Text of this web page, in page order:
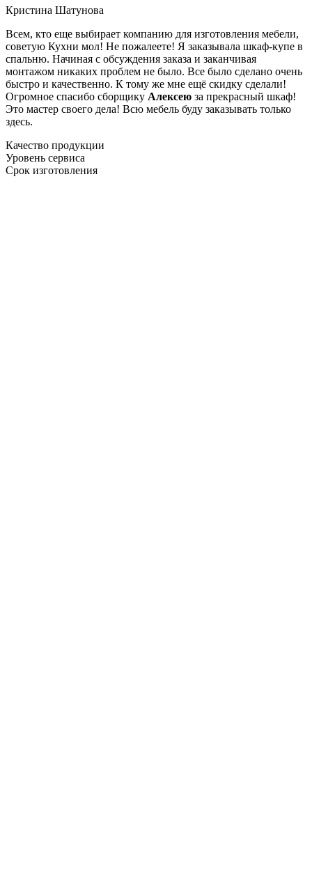
Кристина Шатунова
Всем, кто еще выбирает компанию для изготовления мебели,
советую Кухни мол! Не пожалеете! Я заказывала шкаф-купе в
спальню. Начиная с обсуждения заказа и заканчивая
монтажом никаких проблем не было. Все было сделано очень
быстро и качественно. К тому же мне ещё скидку сделали!
Огромное спасибо сборщику Алексею за прекрасный шкаф!
Это мастер своего дела! Всю мебель буду заказывать только
здесь.
Качество продукции
Уровень сервиса
Срок изготовления